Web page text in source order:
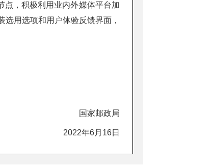
点，积极利用业内外媒体平台加
用选项和用户体验反馈界面，
国家邮政局
2022年6月16日